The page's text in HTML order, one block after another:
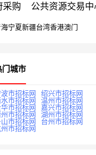
采购 公共资源交易中
宁夏新疆台湾香港澳门
门城市
波市招标网
绍兴市招标网
水市招标网
温州市招标网
市招标网
嘉兴市招标网
市招标网
湖州市招标网
市招标网
台州市招标网
市招标网